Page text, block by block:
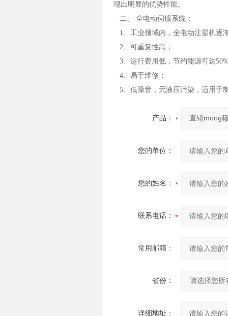
现出明显的优势性能。
二、 全电动伺服系统：
1、工业领域内，全电动注塑机逐
2、可重复性高；
3、运行费用低，节约能源可达
4、易于维修；
5、低噪音，无液压污染，适用于
产品：
您的单位：
您的姓名：
联系电话：
常用邮箱：
省份：
详细地址：